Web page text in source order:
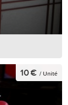
10 € / Unité